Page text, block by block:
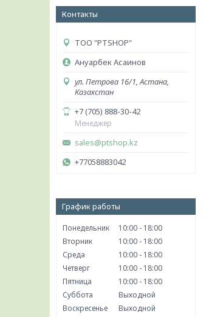
Контакты
ТОО "PTSHOP"
Ануарбек Асаинов
ул. Петрова 16/1, Астана,
Казахстан
+7 (705) 888-30-42
Менеджер
sales@ptshop.kz
+77058883042
График работы
Понедельник 10:00
18:00
Вторник
10:00
18:00
Среда
10:00
18:00
Четверг
10:00
18:00
Пятница
10:00
18:00
Суббота
Выходной
Воскресенье
Выходной